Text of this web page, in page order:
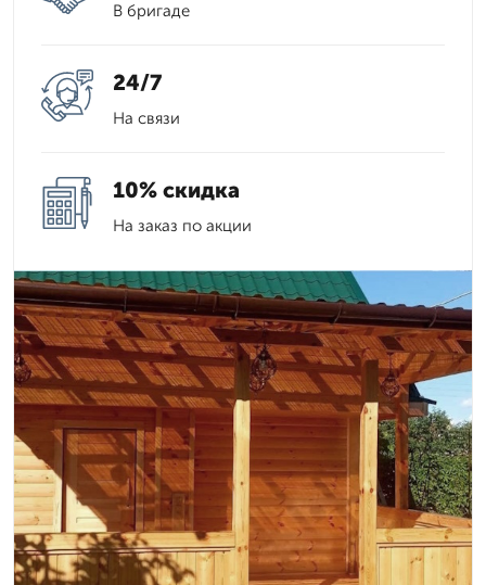
В бригаде
24/7
На связи
10% скидка
На заказ по акции